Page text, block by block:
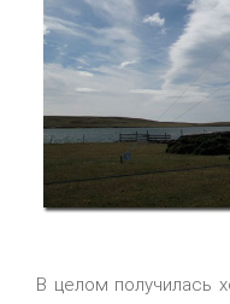
В целом получилась